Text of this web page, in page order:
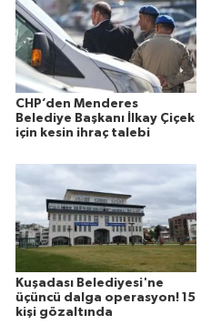
CHP’den Menderes
Belediye Başkanı İlkay Çiçek
için kesin ihraç talebi
Kuşadası Belediyesi'ne
üçüncü dalga operasyon! 15
kişi gözaltında